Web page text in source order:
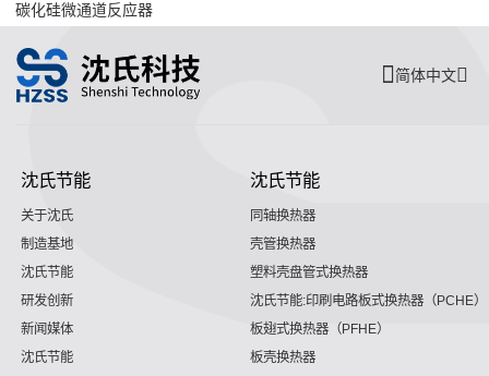
碳化硅微通道反应器
简体中文
沈氏节能
关于沈氏
制造基地
沈氏节能
研发创新
新闻媒体
沈氏节能
沈氏节能
同轴换热器
壳管换热器
塑料壳盘管式换热器
沈氏节能:印刷电路板式换热器（PCHE）
板翅式换热器（PFHE）
板壳换热器